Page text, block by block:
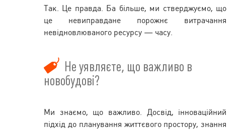
Так. Це правда. Ба більше, ми стверджуємо, що
це невиправдане порожнє витрачання
невідновлюваного ресурсу — часу.
Не уявляєте, що важливо в
новобудові?
Ми знаємо, що важливо. Досвід, інноваційний
підхід до планування життєвого простору, знання